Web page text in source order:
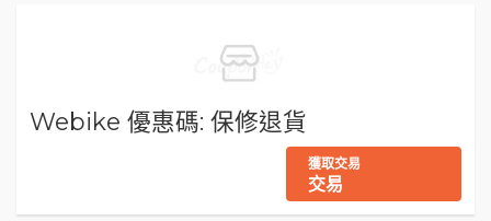
Webike 優惠碼: 保修退貨
獲取交易
交易